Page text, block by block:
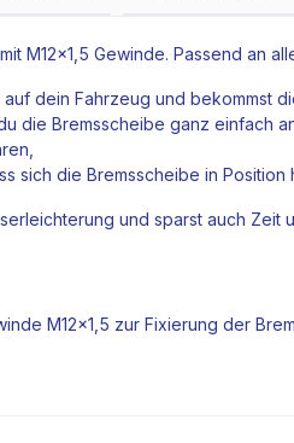
mit M12x1,5 Gewinde. Passend an
auf dein Fahrzeug und bekommst
die Bremsscheibe ganz einfach
sich die Bremsscheibe in Position
und sparst auch Zeit
M12x1,5 zur Fixierung der